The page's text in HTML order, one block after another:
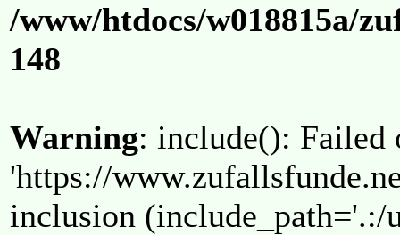
/www/htdocs/w018815a/
148
Warning: include(): Failed
'https://
inclusion (include_path='.:/